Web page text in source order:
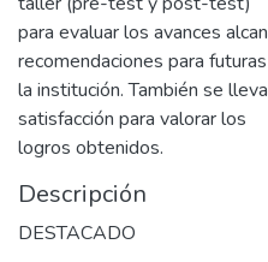
para evaluar los avances
recomendaciones para
la institución. También se
satisfacción para valorar los
logros obtenidos.
Descripción
DESTACADO